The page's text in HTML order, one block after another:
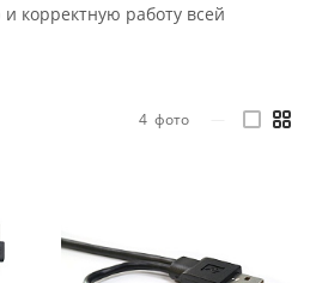
корректную работу всей
4 фото